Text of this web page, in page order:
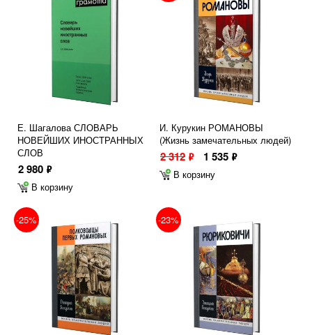
Е. Шагалова СЛОВАРЬ
НОВЕЙШИХ ИНОСТРАННЫХ
СЛОВ
2 980 ф
В корзину
И. Курукин РОМАНОВЫ
(Жизнь замечательных людей)
2 312 ф 1 535 ф
В корзину
-25% -23%